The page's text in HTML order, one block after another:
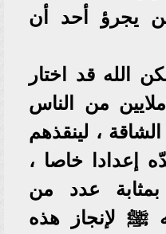
يجرؤ أحد أن
الله قد اختار
من الناس
، لينقذهم
إعدادا خاصا ،
عدد من
ﷺ لإنجاز هذه